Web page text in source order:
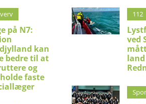
på N7:
kan
bedre til at
og
faste
112
ved